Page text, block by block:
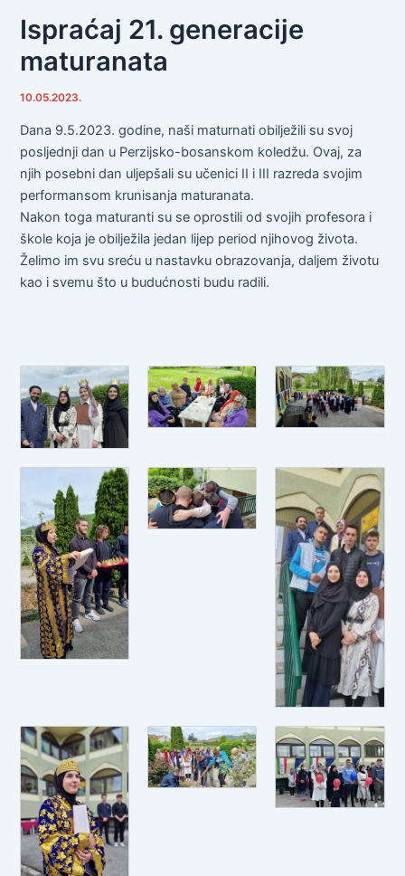
Ispraćaj 21. generacije
maturanata
10.05.2023.
Dana 9.5.2023. godine, naši maturnati obilježili su svoj
posljednji dan u Perzijsko-bosanskom koledžu. Ovaj, za
njih posebni dan uljepšali su učenici II i III razreda svojim
performansom krunisanja maturanata.
Nakon toga maturanti su se oprostili od svojih profesora i
škole koja je obilježila jedan lijep period njihovog života.
Želimo im svu sreću u nastavku obrazovanja, daljem životu
kao i svemu što u budućnosti budu radili.